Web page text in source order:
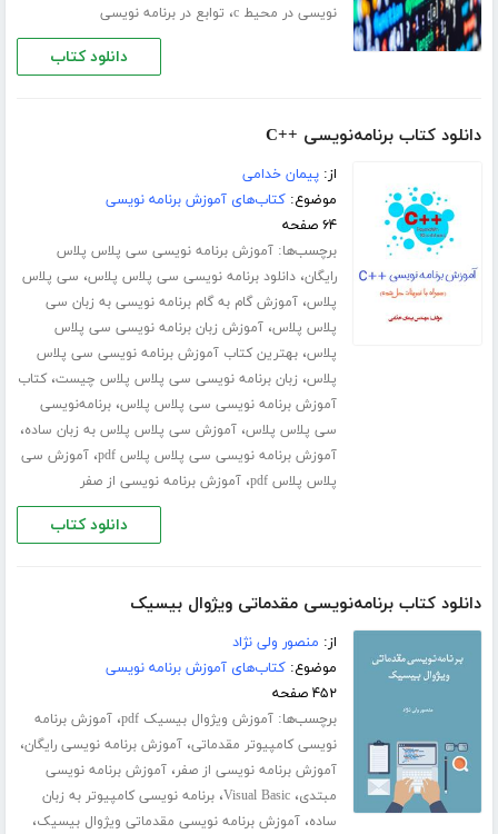
نویسی در محیط c ، توابع در برنامه نویسی
دانلود کتاب
دانلود کتاب برنامه‌نویسی ++C
از:پیمان خدامی
موضوع:کتاب‌های آموزش برنامه نویسی
۶۴ صفحه
برچسب‌ها:آموزش برنامه نویسی سی پلاس پلاس
رایگان،دانلود برنامه نویسی سی پلاس پلاس، سی پلاس
پلاس،آموزش گام به گام برنامه نویسی به زبان سی
پلاس پلاس،آموزش زبان برنامه نویسی سی پلاس
پلاس،بهترین کتاب آموزش برنامه نویسی سی پلاس
پلاس، زبان برنامه نویسی سی پلاس پلاس چیست،کتاب
آموزش برنامه نویسی سی پلاس پلاس،برنامه‌نویسی
سی پلاس پلاس،آموزش سی پلاس پلاس به زبان ساده،
آموزش برنامه نویسی سی پلاس پلاس pdf ،آموزش سی
پلاس پلاس pdf
،آموزش برنامه نویسی از صفر
دانلود کتاب
دانلود کتاب برنامه‌نویسی مقدماتی ویژوال بیسیک
از: منصور ولی نژاد
موضوع:کتاب‌های آموزش برنامه نویسی
۴۵۲ صفحه
برچسب‌ها:آموزش ویژوال بیسیک pdf ،آموزش برنامه
نویسی کامپیوتر مقدماتی،آموزش برنامه نویسی رایگان،
آموزش برنامه نویسی از صفر،آموزش برنامه نویسی
مبتدی،Visual Basic،برنامه نویسی کامپیوتر به زبان
ساده،آموزش برنامه نویسی مقدماتی ویژوال بیسیک،